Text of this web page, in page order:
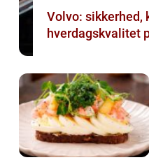
Volvo: sikkerhed,
hverdagskvalitet